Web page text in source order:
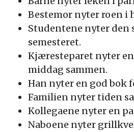
Bestemor nyter roen i
Studentene nyter den
semesteret.
Kjæresteparet nyter
middag sammen.
Han nyter en god bok
Familien nyter tiden
Kollegaene nyter en
Naboene nyter